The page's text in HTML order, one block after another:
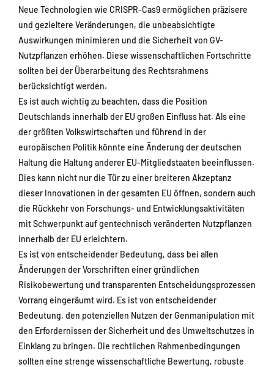
Neue Technologien wie CRISPR-Cas9 ermöglichen präzisere
und gezieltere Veränderungen, die unbeabsichtigte
Auswirkungen minimieren und die Sicherheit von GV-
Nutzpflanzen erhöhen. Diese wissenschaftlichen Fortschritte
sollten bei der Überarbeitung des Rechtsrahmens
berücksichtigt werden.
Es ist auch wichtig zu beachten, dass die Position
Deutschlands innerhalb der EU großen Einfluss hat. Als eine
der größten Volkswirtschaften und führend in der
europäischen Politik könnte eine Änderung der deutschen
Haltung die Haltung anderer EU-Mitgliedstaaten beeinflussen.
Dies kann nicht nur die Tür zu einer breiteren Akzeptanz
dieser Innovationen in der gesamten EU öffnen, sondern auch
die Rückkehr von Forschungs- und Entwicklungsaktivitäten
mit Schwerpunkt auf gentechnisch veränderten Nutzpflanzen
innerhalb der EU erleichtern.
Es ist von entscheidender Bedeutung, dass bei allen
Änderungen der Vorschriften einer gründlichen
Risikobewertung und transparenten Entscheidungsprozessen
Vorrang eingeräumt wird. Es ist von entscheidender
Bedeutung, den potenziellen Nutzen der Genmanipulation mit
den Erfordernissen der Sicherheit und des Umweltschutzes in
Einklang zu bringen. Die rechtlichen Rahmenbedingungen
sollten eine strenge wissenschaftliche Bewertung, robuste